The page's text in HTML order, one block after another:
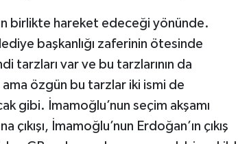
birlikte hareket edeceği yönünde.
başkanlığı zaferinin ötesinde
tarzları var ve bu tarzlarının da
ama özgün bu tarzlar iki ismi de
gibi. İmamoğlu’nun seçim akşamı
İmamoğlu’nun Erdoğan’ın çıkış